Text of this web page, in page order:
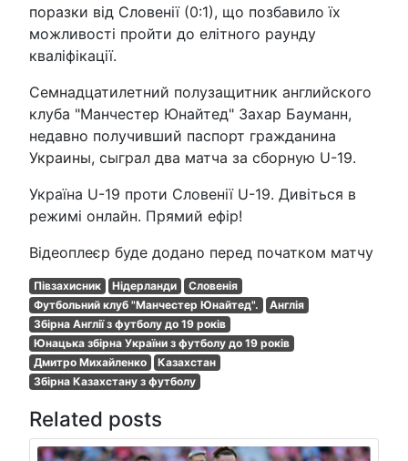
поразки від Словенії (0:1), що позбавило їх
можливості пройти до елітного раунду
кваліфікації.
Семнадцатилетний полузащитник английского
клуба "Манчестер Юнайтед" Захар Бауманн,
недавно получивший паспорт гражданина
Украины, сыграл два матча за сборную U-19.
Україна U-19 проти Словенії U-19. Дивіться в
режимі онлайн. Прямий ефір!
Відеоплеєр буде додано перед початком матчу
Півзахисник Нідерланди
Словенія
Футбольний клуб "Манчестер Юнайтед".
Англія
Збірна Англії з футболу до 19 років
Юнацька збірна України з футболу до 19 років
Дмитро Михайленко
Казахстан
Збірна Казахстану з футболу
Related posts